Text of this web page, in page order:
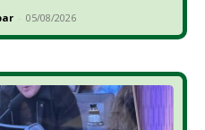
- 05/08/2026